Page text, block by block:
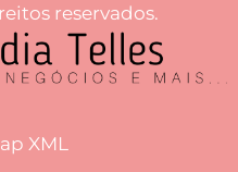
reservados.
XML